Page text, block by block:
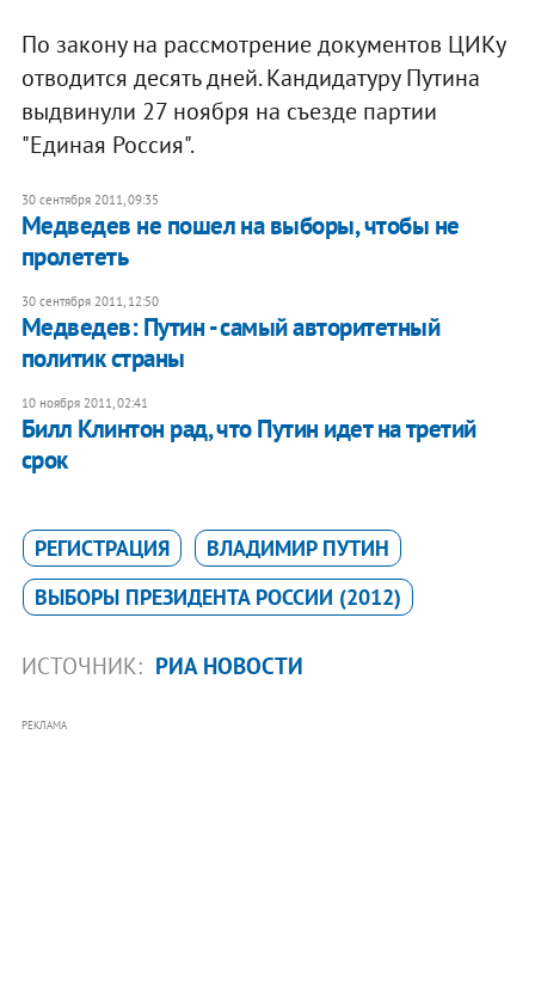
По закону на рассмотрение документов ЦИКу
отводится десять дней. Кандидатуру Путина
выдвинули 27 ноября на съезде партии
"Единая Россия".
30 сентября 2011, 09:35
Медведев не пошел на выборы, чтобы не
пролететь
30 сентября 2011, 12:50
​Медведев: Путин - самый авторитетный
политик страны
10 ноября 2011, 02:41
Билл Клинтон рад, что Путин идет на третий
срок
РЕГИСТРАЦИЯ
ВЛАДИМИР ПУТИН
ВЫБОРЫ ПРЕЗИДЕНТА РОССИИ (2012)
ИСТОЧНИК: РИА НОВОСТИ
РЕКЛАМА